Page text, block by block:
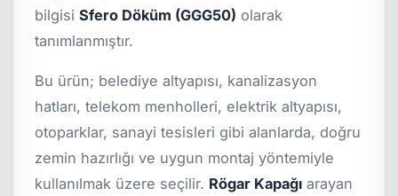
bilgisiSfero Döküm (GGG50) olarak
tanımlanmıştır.
Bu ürün; belediye altyapısı, kanalizasyon
hatları, telekom menholleri, elektrik altyapısı,
otoparklar, sanayi tesisleri gibi alanlarda, doğru
zemin hazırlığı ve uygun montaj yöntemiyle
kullanılmak üzere seçilir. Rögar Kapağı arayan